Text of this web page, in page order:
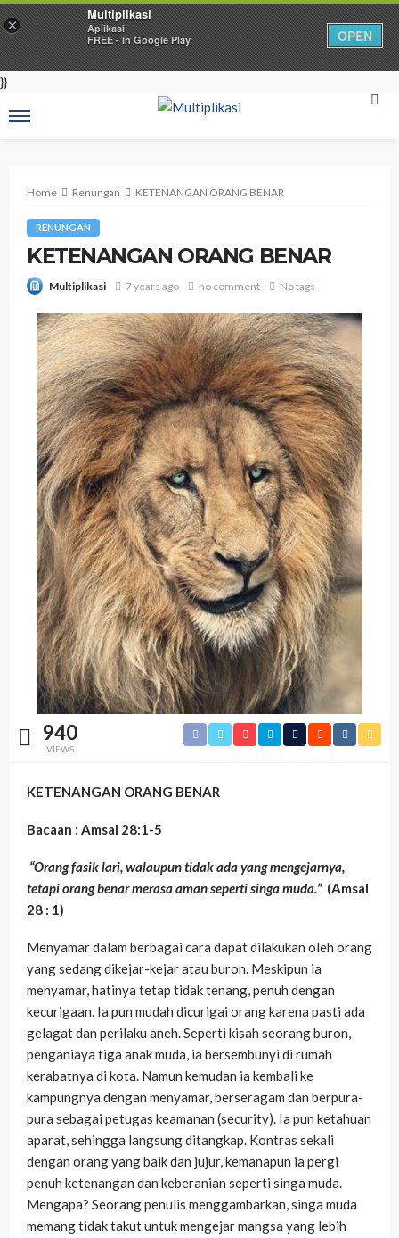
}}
×
Multiplikasi
Aplikasi
FREE - In Google Play
OPEN
Home Renungan KETENANGAN ORANG BENAR
RENUNGAN
KETENANGAN ORANG BENAR
Multiplikasi 7 years ago no comment No tags
940
VIEWS
KETENANGAN ORANG BENAR
Bacaan : Amsal 28:1-5
“Orang fasik lari, walaupun tidak ada yang mengejarnya,
tetapi orang benar merasa aman seperti singa muda.” (Amsal
28 : 1)
Menyamar dalam berbagai cara dapat dilakukan oleh orang
yang sedang dikejar-kejar atau buron. Meskipun ia
menyamar, hatinya tetap tidak tenang, penuh dengan
kecurigaan. Ia pun mudah dicurigai orang karena pasti ada
gelagat dan perilaku aneh. Seperti kisah seorang buron,
penganiaya tiga anak muda, ia bersembunyi di rumah
kerabatnya di kota. Namun kemudan ia kembali ke
kampungnya dengan menyamar, berseragam dan berpura-
pura sebagai petugas keamanan (security). Ia pun ketahuan
aparat, sehingga langsung ditangkap. Kontras sekali
dengan orang yang baik dan jujur, kemanapun ia pergi
penuh ketenangan dan keberanian seperti singa muda.
Mengapa? Seorang penulis menggambarkan, singa muda
memang tidak takut untuk mengejar mangsa yang lebih